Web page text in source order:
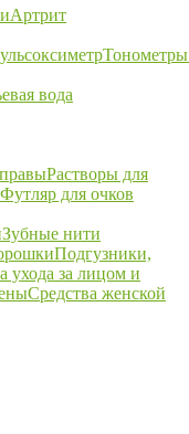
Артрит
Тонометры
вода
Растворы для
Футляр для очков
Зубные нити
Подгузники,
ухода за лицом и
Средства женской